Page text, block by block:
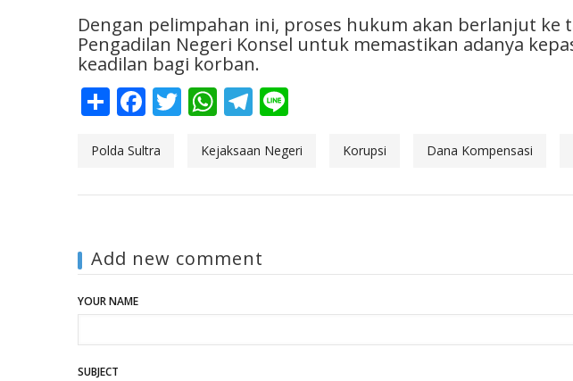
Dengan pelimpahan ini, proses hukum akan berlanjut ke
Pengadilan Negeri Konsel untuk memastikan adanya
keadilan bagi korban.
ShareFacebook
Twitter
WhatsApp
Telegram
Polda Sultra Kejaksaan Negeri Korupsi Dana Kompensasi
Add new comment
YOUR NAME
SUBJECT